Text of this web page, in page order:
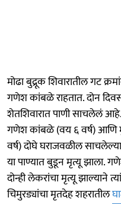
मोढा बुद्रूक शिवारातील गट
गणेश कांबळे राहतात. दोन
शेतशिवारात पाणी साचलेलं
गणेश कांबळे (वय ६ वर्ष)
वर्ष) दोघे घराजवळील
या पाण्यात बुडून मृत्यू झाला.
दोन्ही लेकरांचा मृत्यू झाल्याने
चिमुरड्यांचा मृतदेह शहरातील